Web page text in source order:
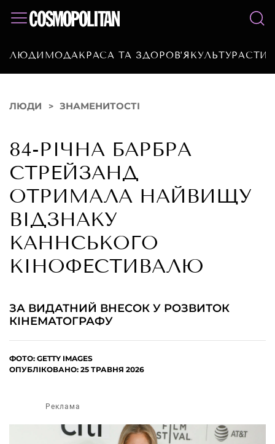
ЛЮДИ МОДАКРАСА ТА ЗДОРОВ’Я КУЛЬТУРА
ЛЮДИ ЗНАМЕНИТОСТІ
84-РІЧНА БАРБРА
СТРЕЙЗАНД
ОТРИМАЛА НАЙВИЩУ
ВІДЗНАКУ
КАННСЬКОГО
КІНОФЕСТИВАЛЮ
ЗА ВИДАТНИЙ ВНЕСОК У РОЗВИТОК
КІНЕМАТОГРАФУ
ФОТО: GETTY IMAGES
ОПУБЛІКОВАНО: 25 ТРАВНЯ 2026
Реклама